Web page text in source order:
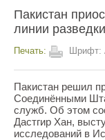
Пакистан
линии разведки
Печать: Шрифт:
Пакистан решил
Соединёнными
служб. Об этом
Дастгир Хан,
исследований в